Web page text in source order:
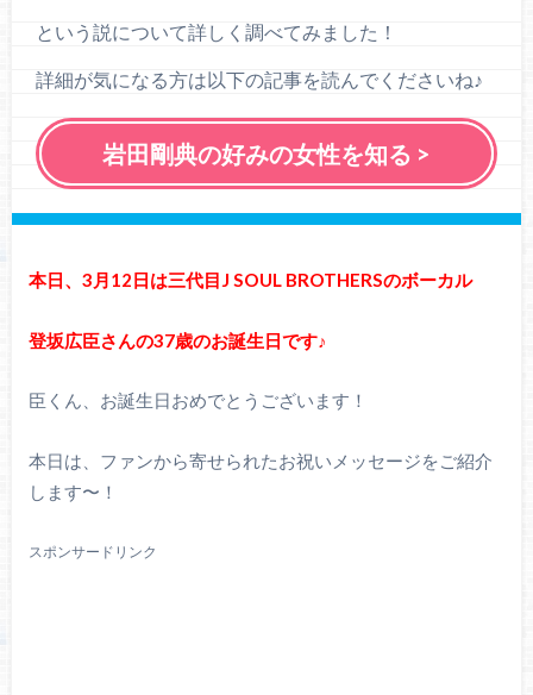
という説について詳しく調べてみました！
詳細が気になる方は以下の記事を読んでくださいね♪
岩田剛典の好みの女性を知る >
本日、3月12日は三代目J SOUL BROTHERSのボーカル
登坂広臣さんの37歳のお誕生日です♪
臣くん、お誕生日おめでとうございます！
本日は、ファンから寄せられたお祝いメッセージをご紹介
します〜！
スポンサードリンク